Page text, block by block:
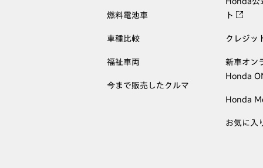
燃料電池車
車種比較
福祉車両
今まで販売したクルマ
ト
クレジッ
新車オン
Honda
Honda
お気に入